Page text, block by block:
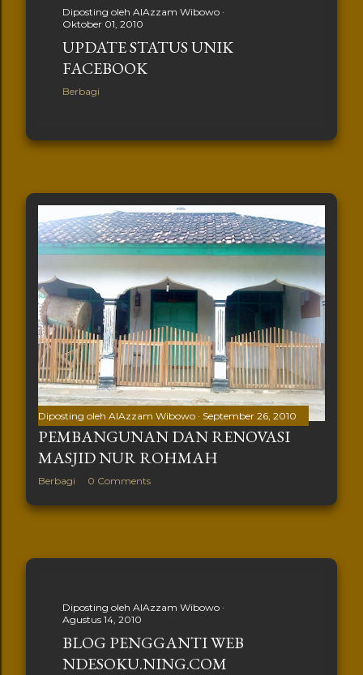
Diposting oleh AlAzzam Wibowo
Oktober 01, 2010
UPDATE STATUS UNIK
FACEBOOK
Berbagi
Diposting oleh AlAzzam Wibowo September 26, 2010
PEMBANGUNAN DAN RENOVASI
MASJID NUR ROHMAH
Berbagi 0 Comments
Diposting oleh AlAzzam Wibowo
Agustus 14, 2010
BLOG PENGGANTI WEB
NDESOKU.NING.COM